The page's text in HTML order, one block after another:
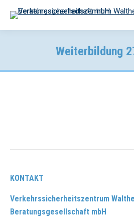
Weiterbildung
KONTAKT
Verkehrssicherheitszentrum
Beratungsgesellschaft mbH